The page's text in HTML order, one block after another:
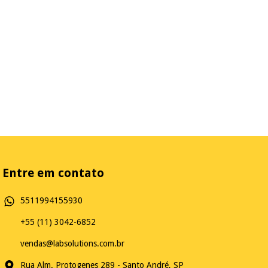
Entre em contato
5511994155930
+55 (11) 3042-6852
vendas@labsolutions.com.br
Rua Alm. Protogenes 289 - Santo André, SP